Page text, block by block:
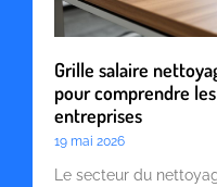
Grille salaire
pour comprendre
entreprises
19 mai 2026
Le secteur du